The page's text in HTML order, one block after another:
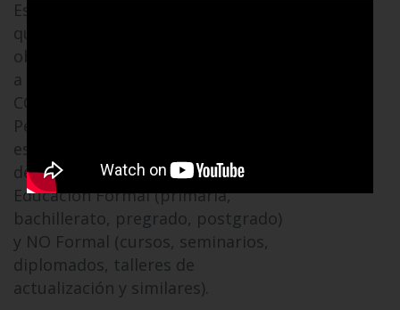
Es un ahorro voluntario mensual
que estableces para el pago de
obligaciones con el ICETEX, abono
a créditos de Educación con la
COOPERATIVA, Pago de Matrículas,
Pensiones, Uniformes, Útiles
escolares, derechos de grado y
demás gastos relacionados con
Educación Formal (primaria,
bachillerato, pregrado, postgrado)
y NO Formal (cursos, seminarios,
diplomados, talleres de
actualización y similares).